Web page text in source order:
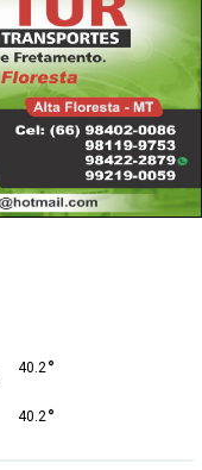
40.2°
40.2°